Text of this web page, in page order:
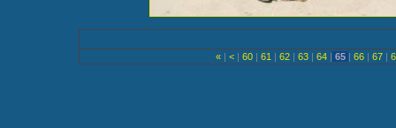
« | < | 60 | 61 | 62 | 63 | 64 | 65 | 66 | 67 |